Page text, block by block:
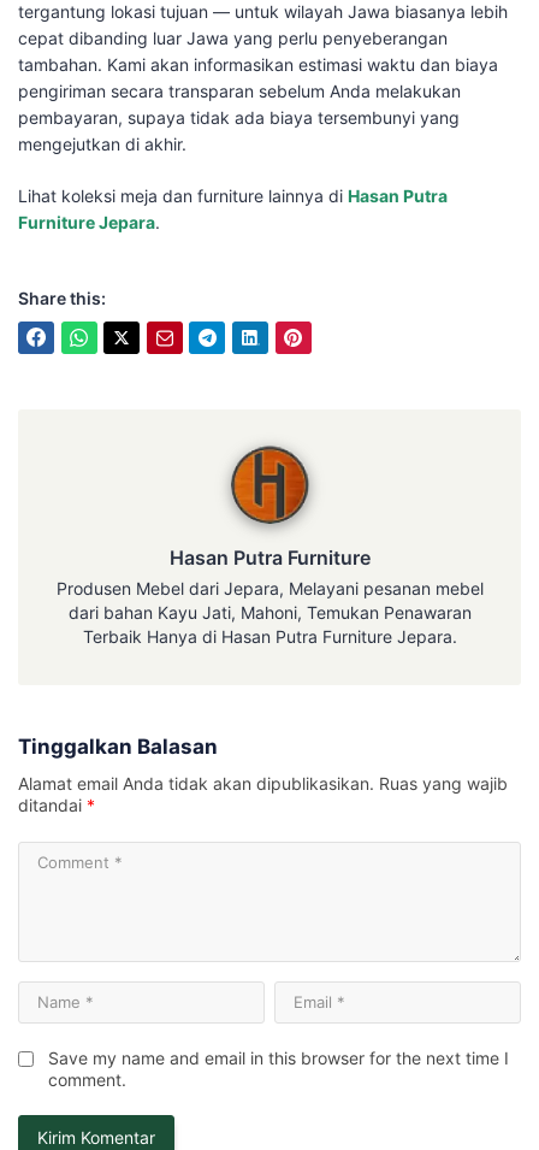
tergantung lokasi tujuan — untuk wilayah Jawa biasanya lebih
cepat dibanding luar Jawa yang perlu penyeberangan
tambahan. Kami akan informasikan estimasi waktu dan biaya
pengiriman secara transparan sebelum Anda melakukan
pembayaran, supaya tidak ada biaya tersembunyi yang
mengejutkan di akhir.
Lihat koleksi meja dan furniture lainnya di Hasan Putra
Furniture Jepara.
Share this:
Hasan Putra Furniture
Produsen Mebel dari Jepara, Melayani pesanan mebel
dari bahan Kayu Jati, Mahoni, Temukan Penawaran
Terbaik Hanya di Hasan Putra Furniture Jepara.
Tinggalkan Balasan
Alamat email Anda tidak akan dipublikasikan. Ruas yang wajib
ditandai *
Save my name and email in this browser for the next time I
comment.